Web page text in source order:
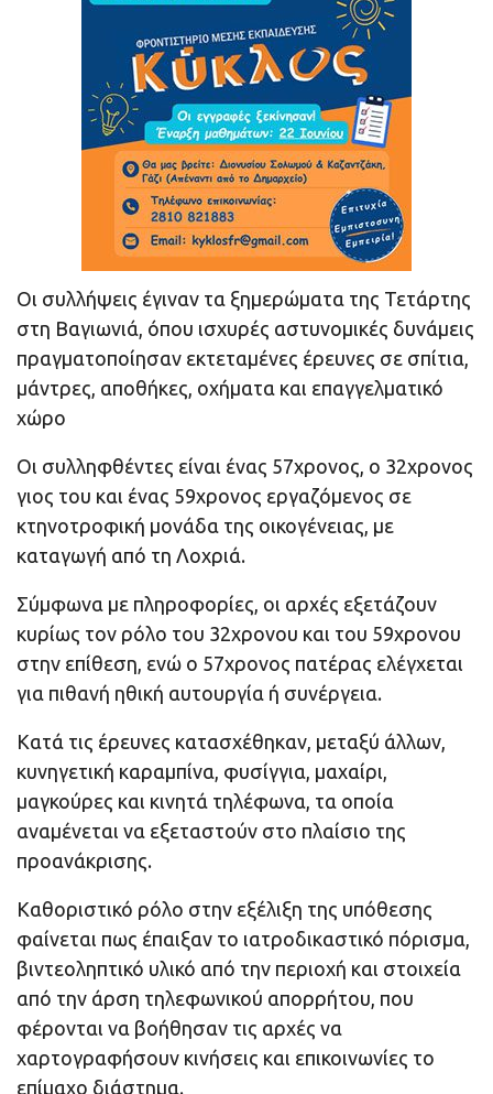
Οι συλλήψεις έγιναν τα ξημερώματα της Τετάρτης
στη Βαγιωνιά, όπου ισχυρές αστυνομικές δυνάμεις
πραγματοποίησαν εκτεταμένες έρευνες σε σπίτια,
μάντρες, αποθήκες, οχήματα και επαγγελματικό
χώρο
Οι συλληφθέντες είναι ένας 57χρονος, ο 32χρονος
γιος του και ένας 59χρονος εργαζόμενος σε
κτηνοτροφική μονάδα της οικογένειας, με
καταγωγή από τη Λοχριά.
Σύμφωνα με πληροφορίες, οι αρχές εξετάζουν
κυρίως τον ρόλο του 32χρονου και του 59χρονου
στην επίθεση, ενώ ο 57χρονος πατέρας ελέγχεται
για πιθανή ηθική αυτουργία ή συνέργεια.
Κατά τις έρευνες κατασχέθηκαν, μεταξύ άλλων,
κυνηγετική καραμπίνα, φυσίγγια, μαχαίρι,
μαγκούρες και κινητά τηλέφωνα, τα οποία
αναμένεται να εξεταστούν στο πλαίσιο της
προανάκρισης.
Καθοριστικό ρόλο στην εξέλιξη της υπόθεσης
φαίνεται πως έπαιξαν το ιατροδικαστικό πόρισμα,
βιντεοληπτικό υλικό από την περιοχή και στοιχεία
από την άρση τηλεφωνικού απορρήτου, που
φέρονται να βοήθησαν τις αρχές να
χαρτογραφήσουν κινήσεις και επικοινωνίες το
επίμαχο διάστημα.